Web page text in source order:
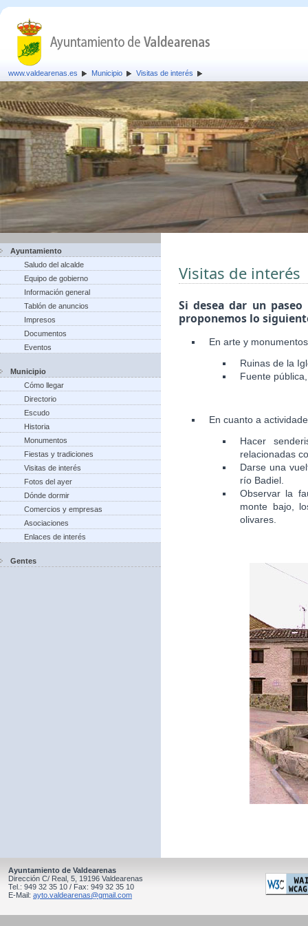
www.valdearenas.es Municipio Visitas de interés
Ayuntamiento
Saludo del alcalde
Equipo de gobierno
Información general
Tablón de anuncios
Impresos
Documentos
Eventos
Municipio
Cómo llegar
Directorio
Escudo
Historia
Monumentos
Fiestas y tradiciones
Visitas de interés
Fotos del ayer
Dónde dormir
Comercios y empresas
Asociaciones
Enlaces de interés
Gentes
Visitas de interés
Si desea dar un
proponemos lo
En arte y
Ruinas de la
Fuente
En cuanto a
Hacer
relacionadas
Darse una
río Badiel.
Observar la
monte bajo,
olivares.
Ayuntamiento de Valdearenas
Dirección C/ Real, 5, 19196 Valdearenas
Tel.: 949 32 35 10 / Fax: 949 32 35 10
E-Mail: ayto.valdearenas@gmail.com